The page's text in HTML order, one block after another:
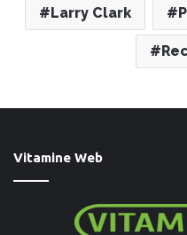
Larry Clark
Vitamine Web